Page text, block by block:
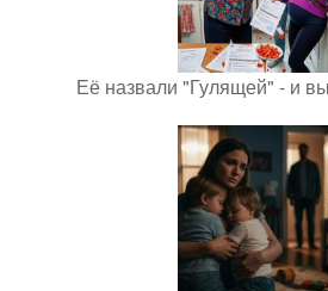
Её назвали "Гулящей" - и